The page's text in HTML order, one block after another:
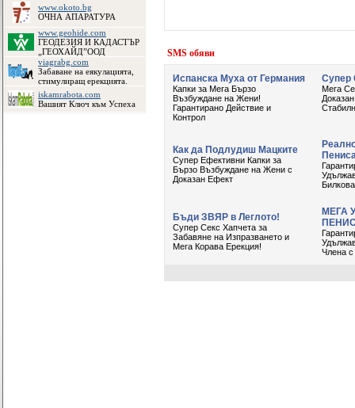
www.okoto.bg
ОЧНА АПАРАТУРА
www.geohide.com
ГЕОДЕЗИЯ И КАДАСТЪР
„ГЕОХАЙД”ООД
viagrabg.com
Забаване на еякулацията,
стимулиращ ерекцията.
iskamrabota.com
Вашият Ключ към Успеха